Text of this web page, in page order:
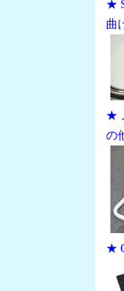
★
曲
★
の
★